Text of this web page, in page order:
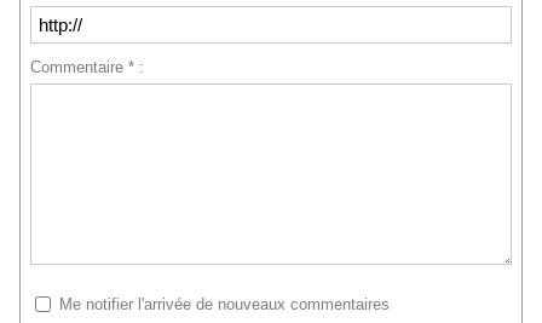
Commentaire * :
Me notifier l'arrivée de nouveaux commentaires